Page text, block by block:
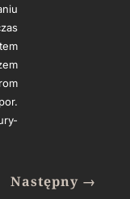
Następny→